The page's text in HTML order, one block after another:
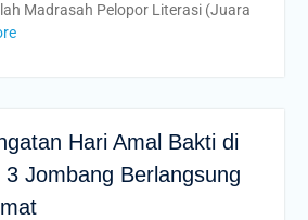
Madrasah Pelopor Literasi (Juara
Hari Amal Bakti di
3 Jombang Berlangsung